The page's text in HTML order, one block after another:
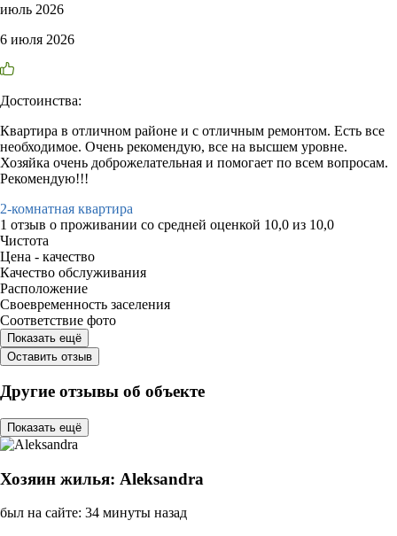
июль 2026
6 июля 2026
Достоинства:
Квартира в отличном районе и с отличным ремонтом. Есть все
необходимое. Очень рекомендую, все на высшем уровне.
Хозяйка очень доброжелательная и помогает по всем вопросам.
Рекомендую!!!
2-комнатная квартира
1 отзыв о проживании со средней оценкой 10,0 из 10,0
Чистота
Цена - качество
Качество обслуживания
Расположение
Своевременность заселения
Соответствие фото
Показать ещё
Оставить отзыв
Другие отзывы об объекте
Показать ещё
Хозяин жилья: Aleksandra
был на сайте: 34 минуты назад